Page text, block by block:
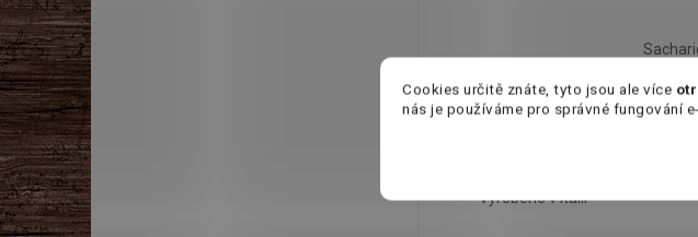
Cookies určitě znáte, tyto jsou ale více
nás je používáme pro správné fungování
Sacharidy 59 g z
Bílkoviny
Vyrobeno v Itálii